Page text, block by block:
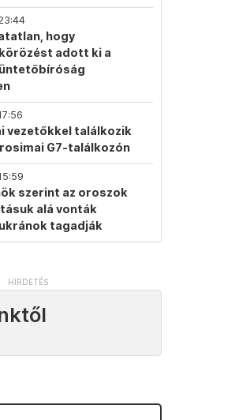
hogy
adott ki a
vezetőkkel találkozik
G7-találkozón
szerint az oroszok
alá vonták
tagadják